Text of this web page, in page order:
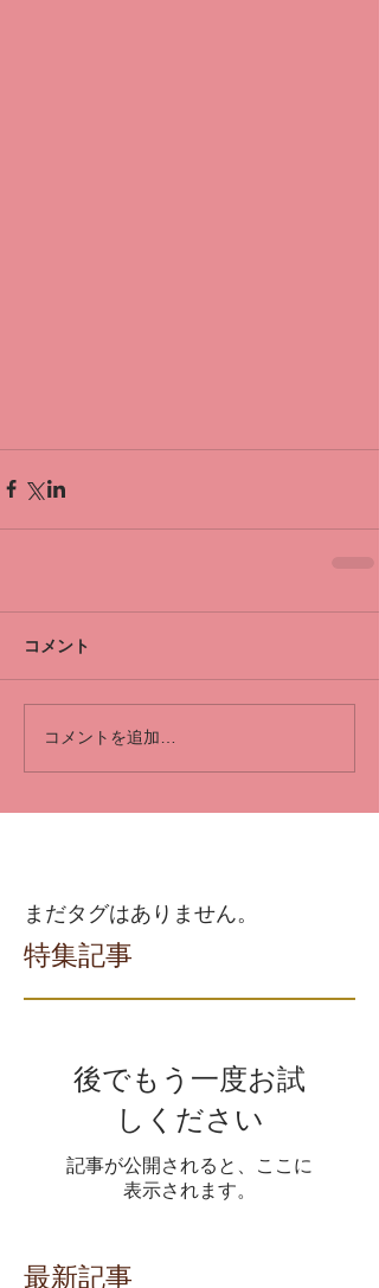
コメント
コメントを追加…
まだタグはありません。
特集記事
後でもう一度お試
しください
記事が公開されると、ここに
表示されます。
最新記事